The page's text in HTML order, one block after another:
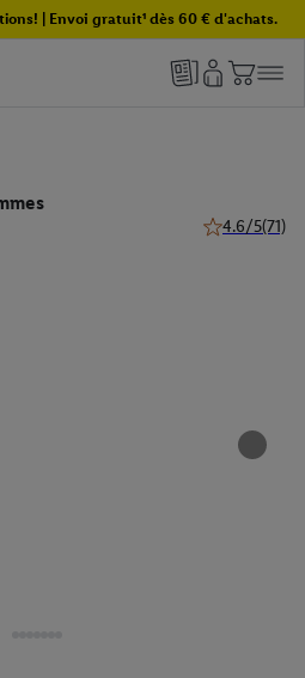
| Envoi gratuit¹ dès 60 € d'achats.
4.6/5(71)